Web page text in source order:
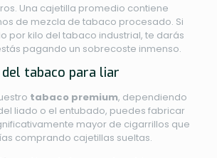
Una cajetilla promedio contiene
de mezcla de tabaco procesado. Si
por kilo del tabaco industrial, te darás
pagando un sobrecoste inmenso.
tabaco para liar
tabaco premium, dependiendo
liado o el entubado, puedes fabricar
mayor de cigarrillos que
comprando cajetillas sueltas.